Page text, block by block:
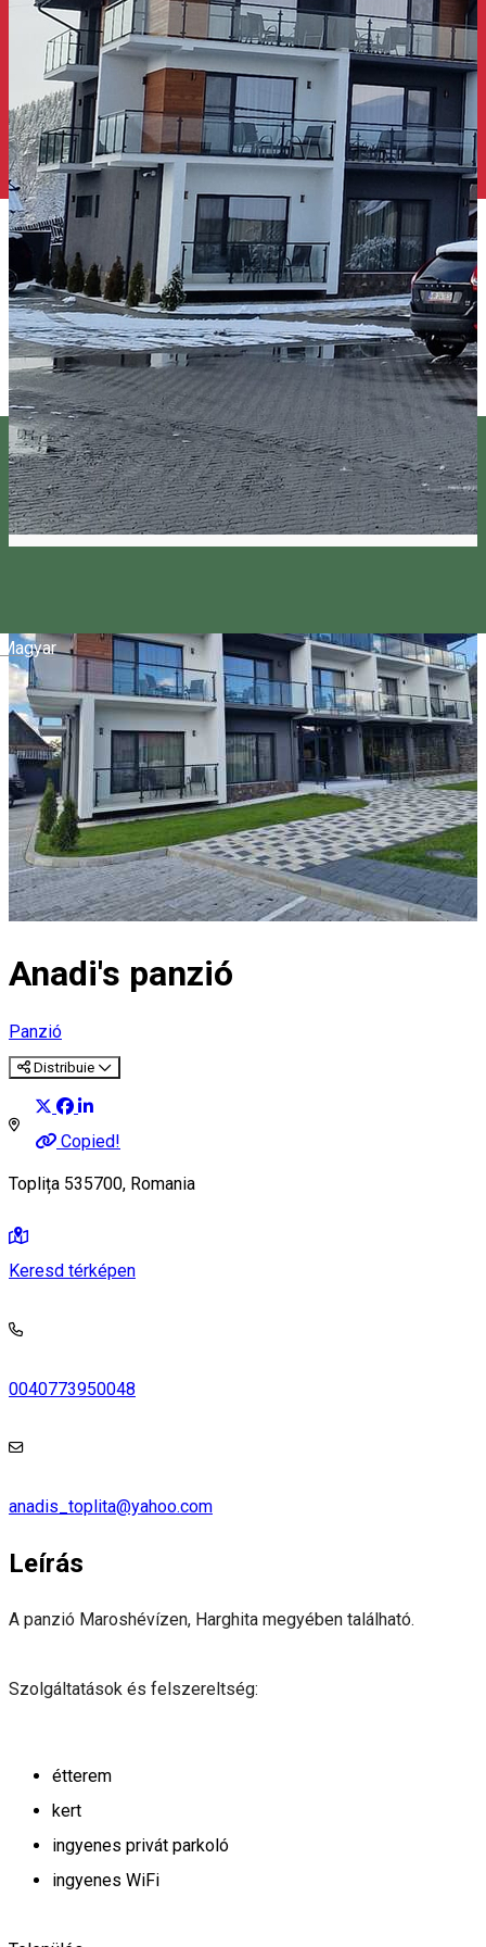
Magyar
Anadi's panzió
Panzió
Distribuie
Copied!
Toplița 535700, Romania
Keresd térképen
0040773950048
anadis_toplita@yahoo.com
Leírás
A panzió Maroshévízen, Harghita megyében található.
Szolgáltatások és felszereltség:
étterem
kert
ingyenes privát parkoló
ingyenes WiFi